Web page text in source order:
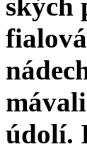
údolí.